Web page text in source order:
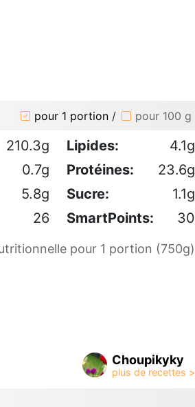
pour 1 portion / pour 100 g
210.3g Lipides:
4.1g
0.7g Protéines:
23.6g
5.8g Sucre:
1.1g
26 SmartPoints: 30
pour 1 portion (750g)
Choupikyky